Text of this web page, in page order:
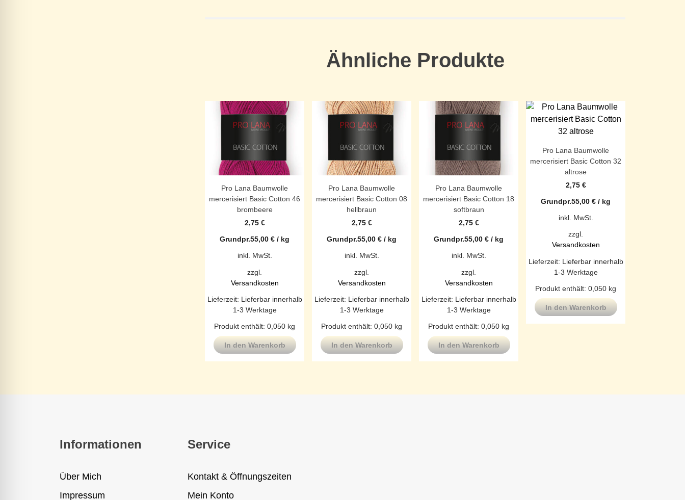
Ähnliche Produkte
Pro Lana Baumwolle
mercerisiert Basic Cotton 46
brombeere
2,75 €
Grundpr.55,00 € / kg
inkl. MwSt.
zzgl.
Versandkosten
Lieferzeit: Lieferbar innerhalb
1-3 Werktage
Produkt enthält: 0,050 kg
In den Warenkorb
Pro Lana Baumwolle
mercerisiert Basic Cotton 08
hellbraun
2,75 €
Grundpr.55,00 € / kg
inkl. MwSt.
zzgl.
Versandkosten
Lieferzeit: Lieferbar innerhalb
1-3 Werktage
Produkt enthält: 0,050 kg
In den Warenkorb
Pro Lana Baumwolle
mercerisiert Basic Cotton 18
softbraun
2,75 €
Grundpr.55,00 € / kg
inkl. MwSt.
zzgl.
Versandkosten
Lieferzeit: Lieferbar innerhalb
1-3 Werktage
Produkt enthält: 0,050 kg
In den Warenkorb
Pro Lana Baumwolle
mercerisiert Basic Cotton 32
altrose
2,75 €
Grundpr.55,00 € / kg
inkl. MwSt.
zzgl.
Versandkosten
Lieferzeit: Lieferbar innerhalb
1-3 Werktage
Produkt enthält: 0,050 kg
In den Warenkorb
Informationen
Über Mich
Impressum
Service
Kontakt & Öffnungszeiten
Mein Konto